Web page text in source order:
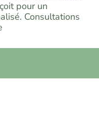
pour un
Consultations